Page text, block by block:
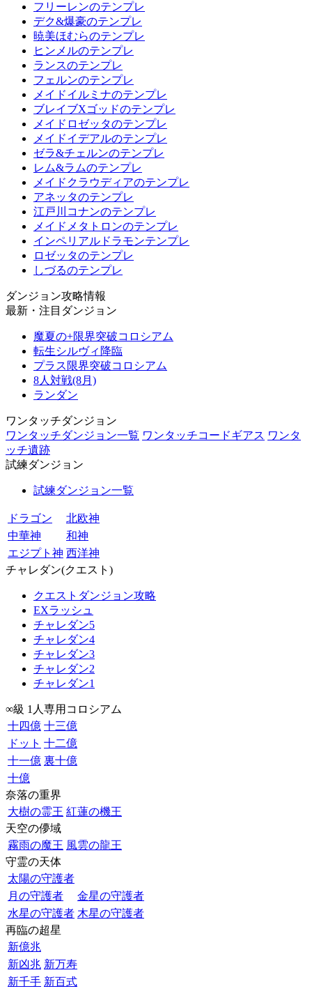
フリーレンのテンプレ
デク&爆豪のテンプレ
暁美ほむらのテンプレ
ヒンメルのテンプレ
ランスのテンプレ
フェルンのテンプレ
メイドイルミナのテンプレ
ブレイブXゴッドのテンプレ
メイドロゼッタのテンプレ
メイドイデアルのテンプレ
ゼラ&チェルンのテンプレ
レム&ラムのテンプレ
メイドクラウディアのテンプレ
アネッタのテンプレ
江戸川コナンのテンプレ
メイドメタトロンのテンプレ
インペリアルドラモンテンプレ
ロゼッタのテンプレ
しづるのテンプレ
ダンジョン攻略情報
最新・注目ダンジョン
魔夏の+限界突破コロシアム
転生シルヴィ降臨
プラス限界突破コロシアム
8人対戦(8月)
ランダン
ワンタッチダンジョン
ワンタッチダンジョン一覧 ワンタッチコードギアス ワンタ
ッチ遺跡
試練ダンジョン
試練ダンジョン一覧
ドラゴン
北欧神
中華神
和神
エジプト神 西洋神
チャレダン(クエスト)
クエストダンジョン攻略
EXラッシュ
チャレダン5
チャレダン4
チャレダン3
チャレダン2
チャレダン1
∞級 1人専用コロシアム
十四億 十三億
ドット 十二億
十一億 裏十億
十億
奈落の重界
大樹の霊王 紅蓮の機王
天空の儚域
霧雨の魔王 風雲の龍王
守霊の天体
太陽の守護者
月の守護者
金星の守護者
水星の守護者 木星の守護者
再臨の超星
新億兆
新凶兆 新万寿
新千手 新百式